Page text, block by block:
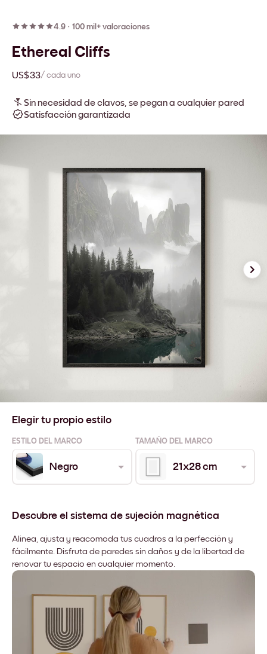
4.9 · 100 mil+ valoraciones
Ethereal Cliffs
US$33/ cada uno
Sin necesidad de clavos, se pegan a cualquier pared
Satisfacción garantizada
Elegir tu propio estilo
ESTILO DEL MARCO TAMAÑO DEL MARCO
Negro 21x28 cm
Descubre el sistema de sujeción magnética
Alinea, ajusta y reacomoda tus cuadros a la perfección y
fácilmente. Disfruta de paredes sin daños y de la libertad de
renovar tu espacio en cualquier momento.